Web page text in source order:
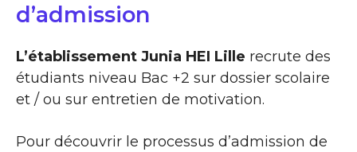
d’admission
L’établissement Junia HEI Lille recrute des
étudiants niveau Bac +2 sur dossier scolaire
et / ou sur entretien de motivation.
Pour découvrir le processus d’admission de